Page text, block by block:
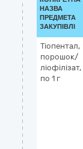
НАЗВА
ПРЕДМЕТА
ЗАКУПІВЛІ
Тіопентал,
порошок/
ліофілізат,
по 1 г